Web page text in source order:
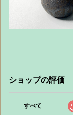
ショップの評価
すべて